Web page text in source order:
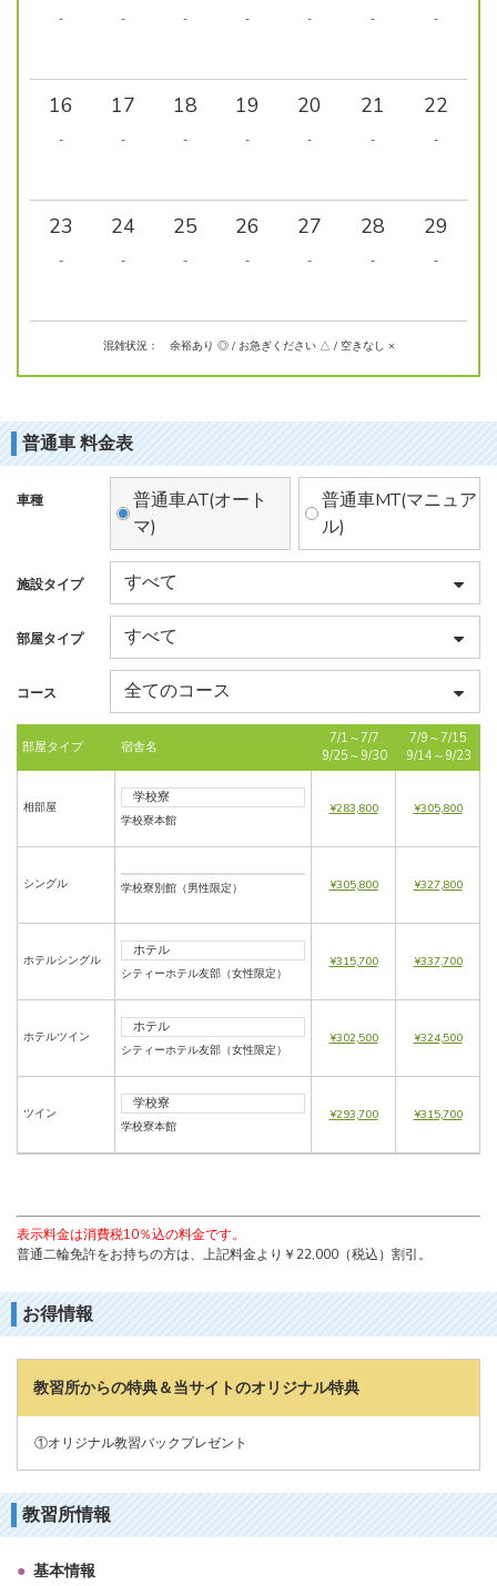
- - - - - - -
16
-
17
-
18
-
19
-
20
-
21
-
22
-
23
-
24
-
25
-
26
-
27
-
28
-
29
-
混雑状況： 余裕あり ◎ / お急ぎください △ / 空きなし ×
普通車 料金表
車種
普通車AT(オート
マ)
普通車MT(マニュア
ル)
施設タイプ
部屋タイプ
コース
部屋タイプ 宿舎名
7/1～7/7
9/25～9/30
7/9～7/15
9/14～9/23
相部屋
学校寮
学校寮本館
¥283,800 ¥305,800
シングル 学校寮別館（男性限定） ¥305,800 ¥327,800
ホテルシングル
ホテル
シティーホテル友部（女性限定）
¥315,700 ¥337,700
ホテルツイン
ホテル
シティーホテル友部（女性限定）
¥302,500 ¥324,500
ツイン
学校寮
学校寮本館
¥293,700 ¥315,700
表示料金は消費税10％込の料金です。
普通二輪免許をお持ちの方は、上記料金より￥22,000（税込）割引。
お得情報
教習所からの特典＆当サイトのオリジナル特典
①オリジナル教習バックプレゼント
教習所情報
基本情報